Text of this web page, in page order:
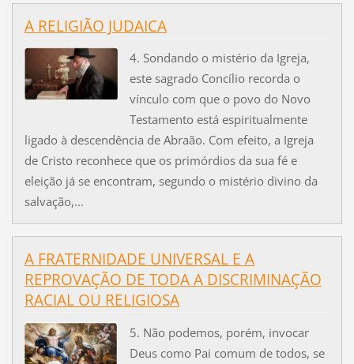
A RELIGIÃO JUDAICA
4. Sondando o mistério da Igreja,
este sagrado Concílio recorda o
vínculo com que o povo do Novo
Testamento está espiritualmente
ligado à descendência de Abraão. Com efeito, a Igreja
de Cristo reconhece que os primórdios da sua fé e
eleição já se encontram, segundo o mistério divino da
salvação,...
A FRATERNIDADE UNIVERSAL E A
REPROVAÇÃO DE TODA A DISCRIMINAÇÃO
RACIAL OU RELIGIOSA
5. Não podemos, porém, invocar
Deus como Pai comum de todos, se